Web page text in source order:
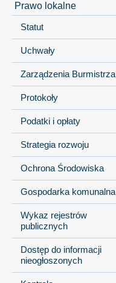
Prawo lokalne
Statut
Uchwały
Zarządzenia Burmistrza
Protokoły
Podatki i opłaty
Strategia rozwoju
Ochrona Środowiska
Gospodarka komunalna
Wykaz rejestrów
publicznych
Dostęp do informacji
nieogłoszonych